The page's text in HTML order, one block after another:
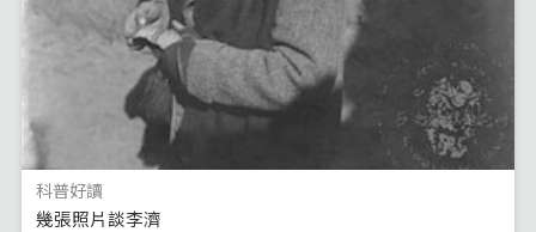
科普好讀
幾張照片談李濟